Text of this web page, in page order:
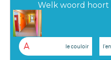
Welk woord hoort
A le couloir